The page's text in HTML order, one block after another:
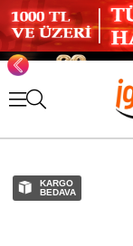
KARGO
BEDAVA